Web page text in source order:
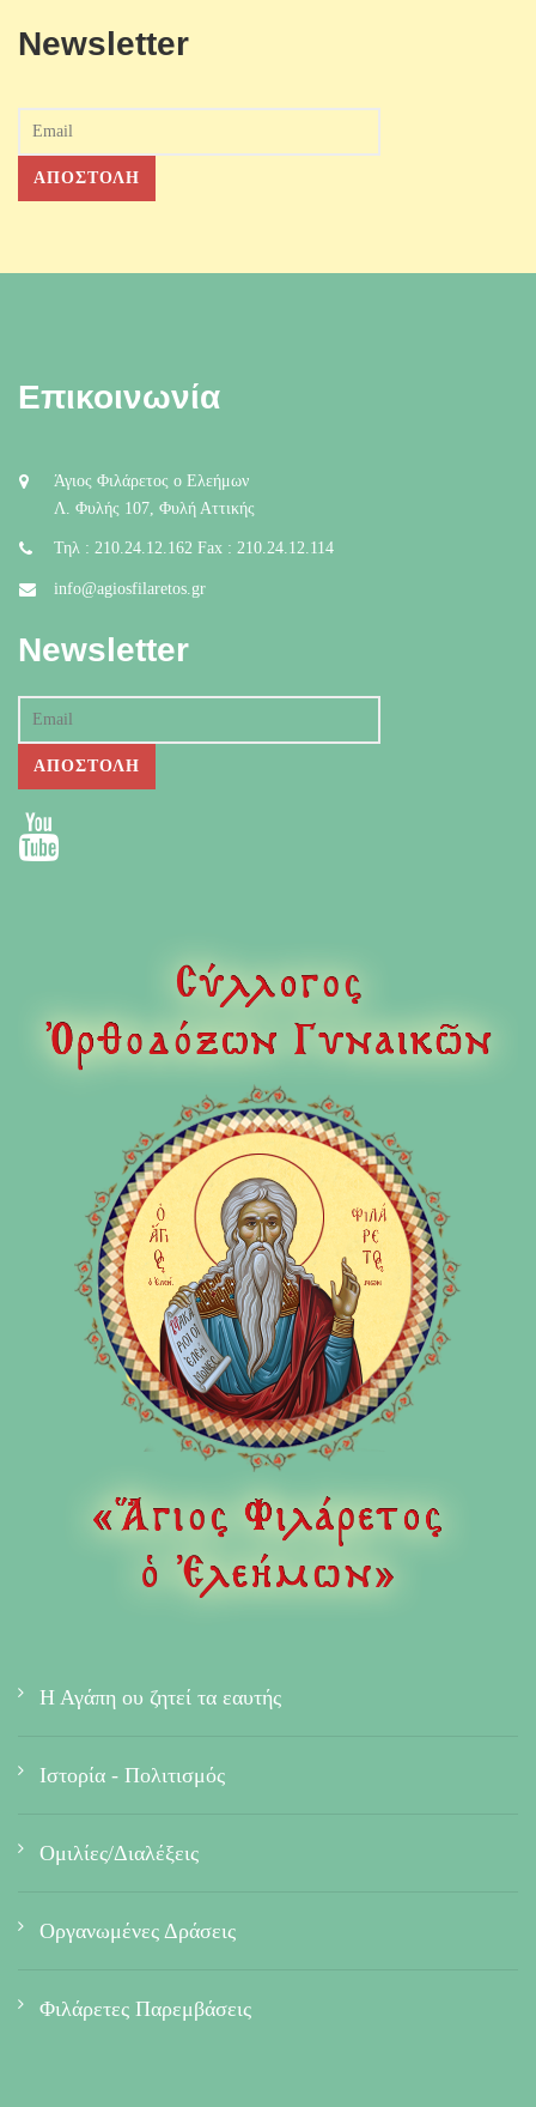
Newsletter
Επικοινωνία
Άγιος Φιλάρετος ο Ελεήμων
Λ. Φυλής 107, Φυλή Αττικής
Τηλ : 210.24.12.162 Fax : 210.24.12.114
info@agiosfilaretos.gr
Newsletter
Η Αγάπη ου ζητεί τα εαυτής
Ιστορία - Πολιτισμός
Ομιλίες/Διαλέξεις
Οργανωμένες Δράσεις
Φιλάρετες Παρεμβάσεις